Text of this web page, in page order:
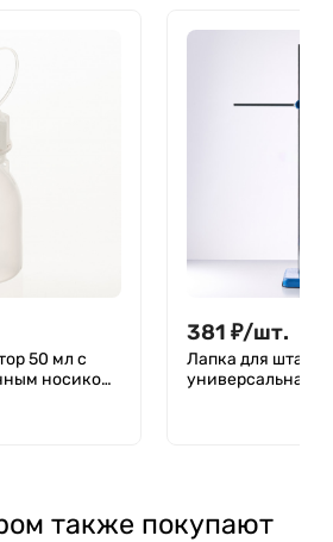
50 мл с
носиком,
381 ₽/шт.
Лапка для
универсальная -
также покупают